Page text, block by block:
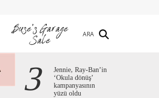
ARA
3
Jennie, Ray-Ban’in
‘Okula dönüş’
kampanyasının
yüzü oldu